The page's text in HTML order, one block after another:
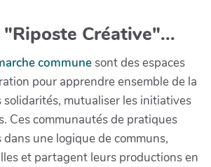
Créative"...
communesont des espaces
pour apprendre ensemble de la
solidarités, mutualiser les initiatives
Ces communautés de pratiques
une logique de communs,
et partagent leurs productions en